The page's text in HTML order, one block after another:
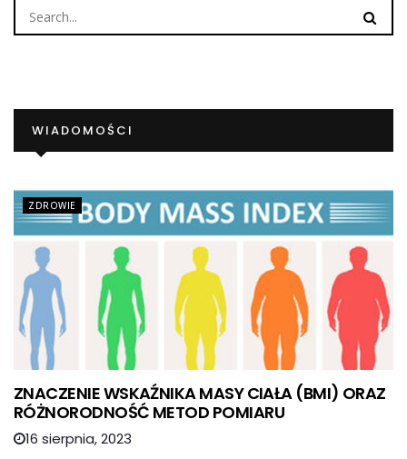
WIADOMOŚCI
ZDROWIE
ZNACZENIE WSKAŹNIKA MASY CIAŁA (BMI) ORAZ
RÓŻNORODNOŚĆ METOD POMIARU
16 sierpnia, 2023